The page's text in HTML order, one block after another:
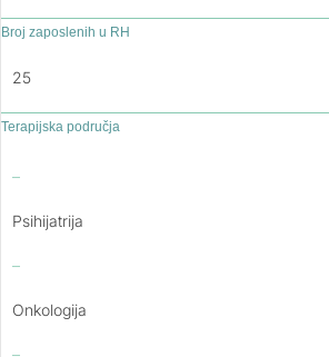
Broj zaposlenih u RH
25
Terapijska područja
–
Psihijatrija
–
Onkologija